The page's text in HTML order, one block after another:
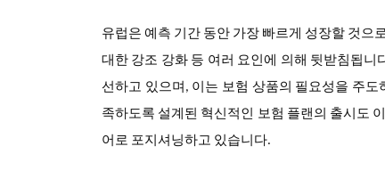
유럽은 예측 기간 동안 가장 빠르게 성장할 것으
대한 강조 강화 등 여러 요인에 의해 뒷받침됩니
선하고 있으며, 이는 보험 상품의 필요성을 주
족하도록 설계된 혁신적인 보험 플랜의 출시도
어로 포지셔닝하고 있습니다.